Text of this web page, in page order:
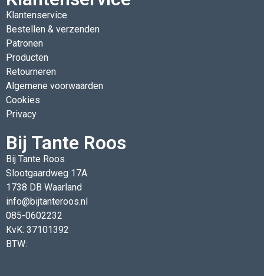
Klantenservice
Bestellen & verzenden
Patronen
Producten
Retourneren
Algemene voorwaarden
Cookies
Privacy
Bij Tante Roos
Bij Tante Roos
Slootgaardweg 17A
1738 DB Waarland
info@bijtanteroos.nl
085-0602232
KvK: 37101392
BTW: